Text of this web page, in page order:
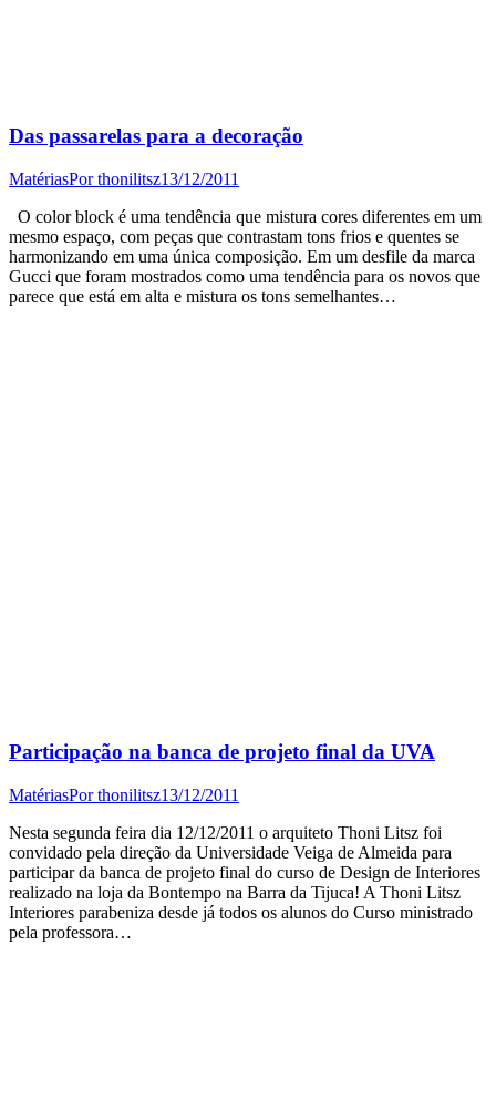
Das passarelas para a decoração
MatériasPorthonilitsz13/12/2011
O color block é uma tendência que mistura cores diferentes em um
mesmo espaço, com peças que contrastam tons frios e quentes se
harmonizando em uma única composição. Em um desfile da marca
Gucci que foram mostrados como uma tendência para os novos que
parece que está em alta e mistura os tons semelhantes…
Participação na banca de projeto final da UVA
MatériasPorthonilitsz13/12/2011
Nesta segunda feira dia 12/12/2011 o arquiteto Thoni Litsz foi
convidado pela direção da Universidade Veiga de Almeida para
participar da banca de projeto final do curso de Design de Interiores
realizado na loja da Bontempo na Barra da Tijuca! A Thoni Litsz
Interiores parabeniza desde já todos os alunos do Curso ministrado
pela professora…